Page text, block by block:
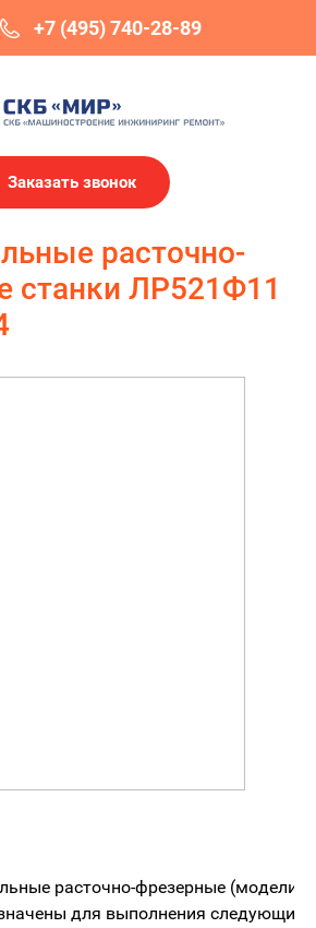
+7 (495) 740-28-89
Заказать звонок
расточно-
станки ЛР521Ф11
расточно-фрезерные (модели
для выполнения следующих